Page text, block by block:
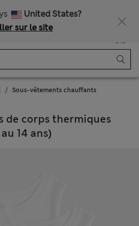
United States?
sur le site
Panier
Sous-vêtements chauffants
de corps thermiques
14 ans)